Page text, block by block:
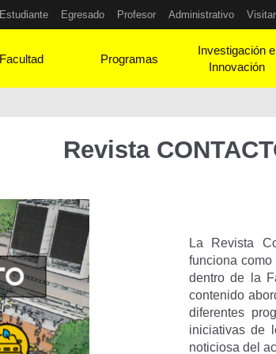
Estudiante Egresado Profesor Administrativo
Facultad Programas
Investigación e
Innovación
Revista
La Revista
funciona
dentro de la
contenido
diferentes
iniciativas de
noticiosa del